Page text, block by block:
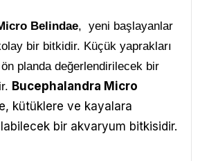
Belindae, yeni başlayanlar
bir bitkidir. Küçük yaprakları
planda değerlendirilecek bir
Bucephalandra Micro
kütüklere ve kayalara
bir akvaryum bitkisidir.